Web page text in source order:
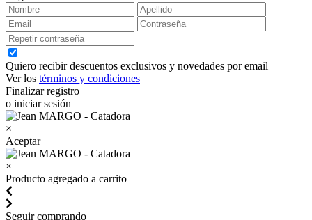
Quiero recibir descuentos exclusivos y novedades por email
Ver los términos y condiciones
Finalizar registro
o iniciar sesión
×
Aceptar
×
Producto agregado a carrito
Seguir comprando